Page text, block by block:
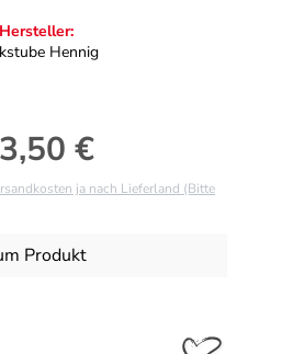
Hersteller:
Hennig
Preis:
€
ja nach Lieferland (Bitte
Produkt